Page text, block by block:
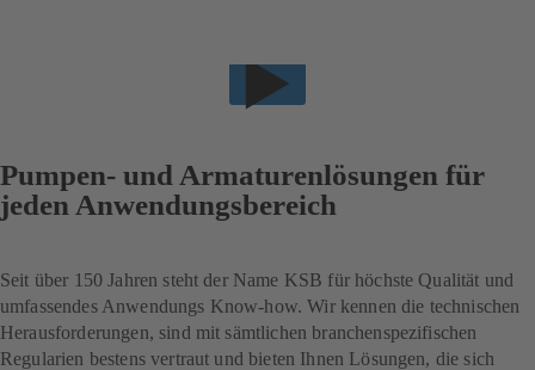
Pumpen- und Armaturenlösungen für
jeden Anwendungsbereich
Seit über 150 Jahren steht der Name KSB für höchste Qualität und
umfassendes Anwendungs Know-how. Wir kennen die technischen
Herausforderungen, sind mit sämtlichen branchenspezifischen
Regularien bestens vertraut und bieten Ihnen Lösungen, die sich